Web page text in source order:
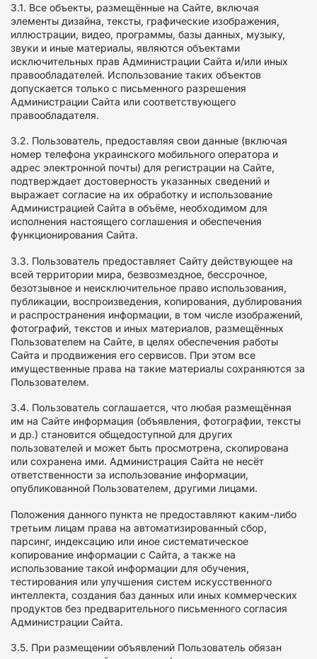
3.1. Все объекты, размещённые на Сайте, включая
элементы дизайна, тексты, графические изображения,
иллюстрации, видео, программы, базы данных, музыку,
звуки и иные материалы, являются объектами
исключительных прав Администрации Сайта и/или иных
правообладателей. Использование таких объектов
допускается только с письменного разрешения
Администрации Сайта или соответствующего
правообладателя.
3.2. Пользователь, предоставляя свои данные (включая
номер телефона украинского мобильного оператора и
адрес электронной почты) для регистрации на Сайте,
подтверждает достоверность указанных сведений и
выражает согласие на их обработку и использование
Администрацией Сайта в объёме, необходимом для
исполнения настоящего соглашения и обеспечения
функционирования Сайта.
3.3. Пользователь предоставляет Сайту действующее на
всей территории мира, безвозмездное, бессрочное,
безотзывное и неисключительное право использования,
публикации, воспроизведения, копирования, дублирования
и распространения информации, в том числе изображений,
фотографий, текстов и иных материалов, размещённых
Пользователем на Сайте, в целях обеспечения работы
Сайта и продвижения его сервисов. При этом все
имущественные права на такие материалы сохраняются за
Пользователем.
3.4. Пользователь соглашается, что любая размещённая
им на Сайте информация (объявления, фотографии, тексты
и др.) становится общедоступной для других
пользователей и может быть просмотрена, скопирована
или сохранена ими. Администрация Сайта не несёт
ответственности за использование информации,
опубликованной Пользователем, другими лицами.
Положения данного пункта не предоставляют каким-либо
третьим лицам права на автоматизированный сбор,
парсинг, индексацию или иное систематическое
копирование информации с Сайта, а также на
использование такой информации для обучения,
тестирования или улучшения систем искусственного
интеллекта, создания баз данных или иных коммерческих
продуктов без предварительного письменного согласия
Администрации Сайта.
3.5. При размещении объявлений Пользователь обязан